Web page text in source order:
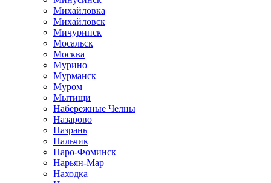
Михайловка
Михайловск
Мичуринск
Мосальск
Москва
Мурино
Мурманск
Муром
Мытищи
Набережные Челны
Назарово
Назрань
Нальчик
Наро-Фоминск
Нарьян-Мар
Находка